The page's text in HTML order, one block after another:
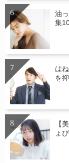
油
集
は
を
【
ょ